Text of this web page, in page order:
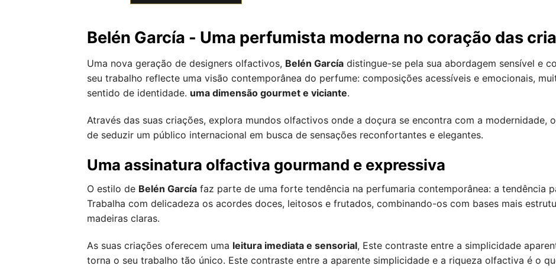
Belén García - Uma perfumista moderna no coração das
Uma nova geração de designers olfactivos, Belén García distingue-se pela sua abordagem sensível e
seu trabalho reflecte uma visão contemporânea do perfume: composições acessíveis e emocionais,
sentido de identidade. uma dimensão gourmet e viciante.
Através das suas criações, explora mundos olfactivos onde a doçura se encontra com a modernidade,
de seduzir um público internacional em busca de sensações reconfortantes e elegantes.
Uma assinatura olfactiva gourmand e expressiva
O estilo de Belén García faz parte de uma forte tendência na perfumaria contemporânea: a tendência
Trabalha com delicadeza os acordes doces, leitosos e frutados, combinando-os com bases mais
madeiras claras.
As suas criações oferecem uma leitura imediata e sensorial, Este contraste entre a simplicidade
torna o seu trabalho tão único. Este contraste entre a aparente simplicidade e a riqueza olfactiva é o